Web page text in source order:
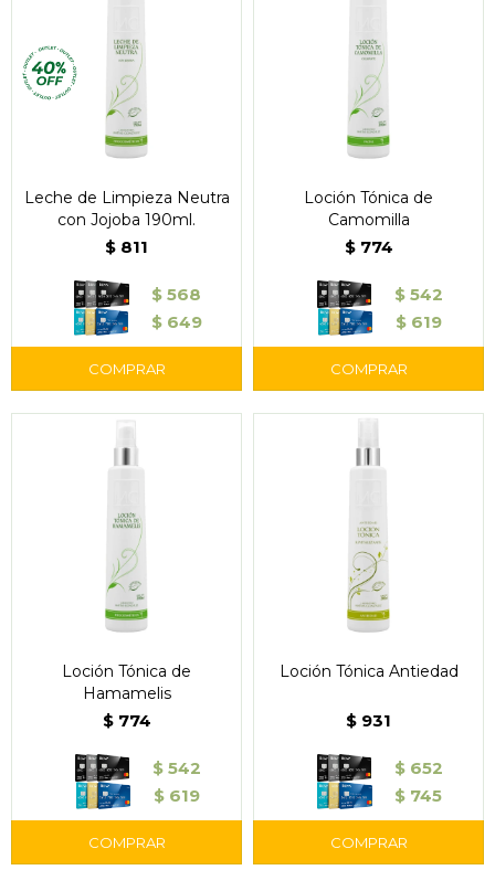
Leche de Limpieza Neutra
con Jojoba 190ml.
$ 811
$ 568
$ 649
Loción Tónica de
Camomilla
$ 774
$ 542
$ 619
Loción Tónica de
Hamamelis
$ 774
$ 542
$ 619
Loción Tónica Antiedad
$ 931
$ 652
$ 745